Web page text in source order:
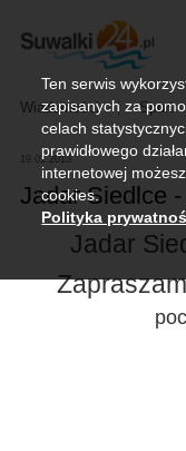
Wiadomości Sport
19.01.2013
Jadar Siedlce
Jadar
Ten serwis
zapisanych za
celach
prawidłowego
internetowej
cookies.
Polityka